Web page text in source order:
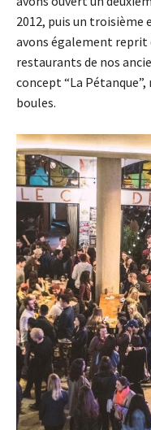
2012, puis un troisième
avons également reprit
restaurants de nos
concept “La
boules.